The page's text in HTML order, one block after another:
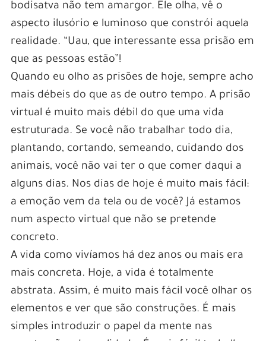
bodisatva não tem amargor. Ele olha, vê o
aspecto ilusório e luminoso que constrói aquela
realidade. “Uau, que interessante essa prisão em
que as pessoas estão”!
Quando eu olho as prisões de hoje, sempre acho
mais débeis do que as de outro tempo. A prisão
virtual é muito mais débil do que uma vida
estruturada. Se você não trabalhar todo dia,
plantando, cortando, semeando, cuidando dos
animais, você não vai ter o que comer daqui a
alguns dias. Nos dias de hoje é muito mais fácil:
a emoção vem da tela ou de você? Já estamos
num aspecto virtual que não se pretende
concreto.
A vida como vivíamos há dez anos ou mais era
mais concreta. Hoje, a vida é totalmente
abstrata. Assim, é muito mais fácil você olhar os
elementos e ver que são construções. É mais
simples introduzir o papel da mente nas